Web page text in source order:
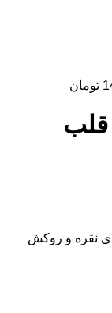
تومان
قلب
نقره و روکش